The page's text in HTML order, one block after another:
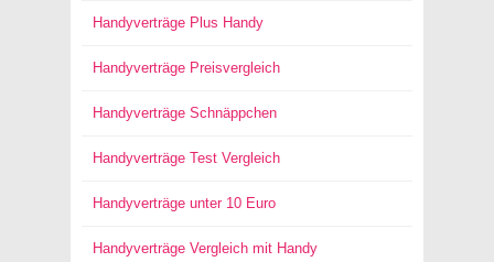
Handyverträge Plus Handy
Handyverträge Preisvergleich
Handyverträge Schnäppchen
Handyverträge Test Vergleich
Handyverträge unter 10 Euro
Handyverträge Vergleich mit Handy